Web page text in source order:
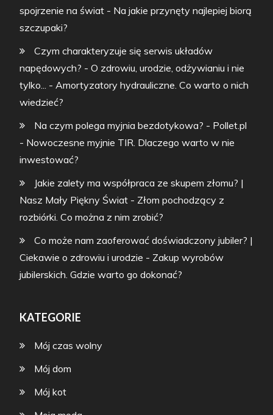
spojrzenie na świat - Na jakie przynęty najlepiej biorą
szczupaki?
Czym charakteryzuje się serwis układów
napędowych? - O zdrowiu, urodzie, odżywianiu i nie
tylko... -Amortyzatory hydrauliczne. Co warto o nich
wiedzieć?
Na czym polega myjnia bezdotykowa? - Pollet.pl
- Nowoczesne myjnie TIR. Dlaczego warto w nie
inwestować?
Jakie zalety ma współpraca ze skupem złomu? |
Nasz Mały Piękny Świat - Złom pochodzący z
rozbiórki. Co można z nim zrobić?
Co może nam zaoferować doświadczony jubiler? |
Ciekawie o zdrowiu i urodzie - Zakup wyrobów
jubilerskich. Gdzie warto go dokonać?
KATEGORIE
Mój czas wolny
Mój dom
Mój kot